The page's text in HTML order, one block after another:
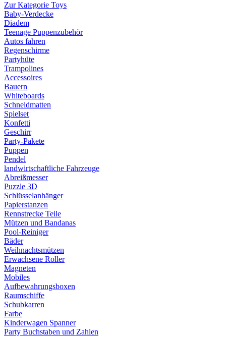
Zur Kategorie Toys
Baby-Verdecke
Diadem
Teenage Puppenzubehör
Autos fahren
Regenschirme
Partyhüte
Trampolines
Accessoires
Bauern
Whiteboards
Schneidmatten
Spielset
Konfetti
Geschirr
Party-Pakete
Puppen
Pendel
landwirtschaftliche Fahrzeuge
Abreißmesser
Puzzle 3D
Schlüsselanhänger
Papierstanzen
Rennstrecke Teile
Mützen und Bandanas
Pool-Reiniger
Bäder
Weihnachtsmützen
Erwachsene Roller
Magneten
Mobiles
Aufbewahrungsboxen
Raumschiffe
Schubkarren
Farbe
Kinderwagen Spanner
Party Buchstaben und Zahlen